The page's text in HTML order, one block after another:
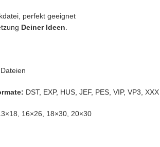
perfekt geeignet
Deiner Ideen
DST, EXP, HUS, JEF, PES, VIP, VP3, XXX
16×26, 18×30, 20×30